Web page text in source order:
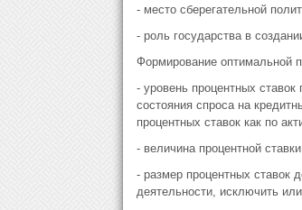
- место сберегательной
- роль государства в
Формирование оптимальной
- уровень процентных
состояния спроса на
процентных ставок как по
- величина процентной
- размер процентных ставок
деятельности, исключить